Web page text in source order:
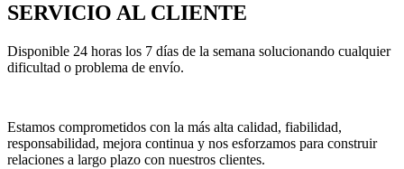
SERVICIO AL CLIENTE
Disponible 24 horas los 7 días de la semana solucionando cualquier
dificultad o problema de envío.
Estamos comprometidos con la más alta calidad, fiabilidad,
responsabilidad, mejora continua y nos esforzamos para construir
relaciones a largo plazo con nuestros clientes.